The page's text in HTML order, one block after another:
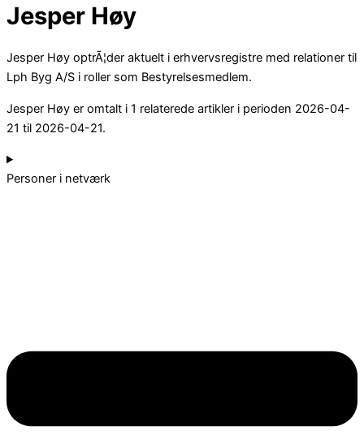
Jesper Høy
Jesper Høy optrÃ¦der aktuelt i erhvervsregistre med relationer til
Lph Byg A/S i roller som Bestyrelsesmedlem.
Jesper Høy er omtalt i 1 relaterede artikler i perioden 2026-04-
21 til 2026-04-21.
Personer i netværk